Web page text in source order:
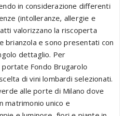
in considerazione differenti
(intolleranze, allergie e
valorizzano la riscoperta
brianzola e sono presentati con
dettaglio. Per
Fondo Brugarolo
di vini lombardi selezionati.
alle porte di Milano dove
matrimonio unico e